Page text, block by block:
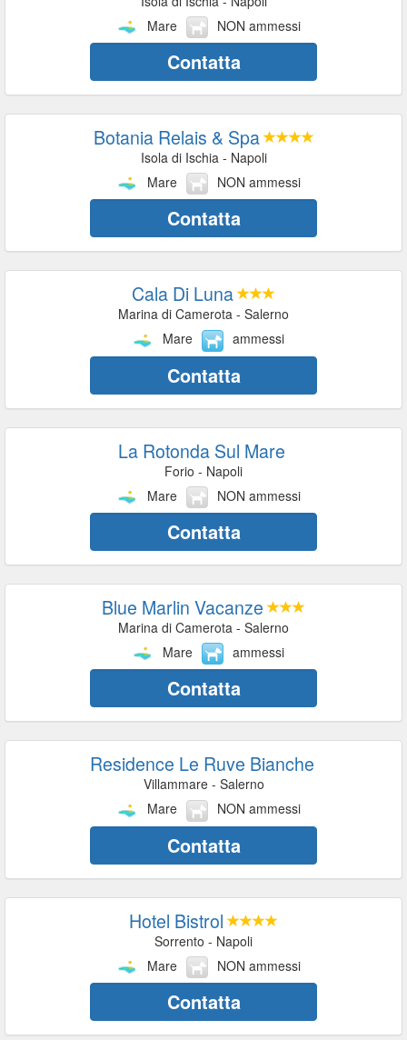
Mare
NON ammessi
Contatta
Botania Relais & Spa
Isola di Ischia - Napoli
Mare
NON ammessi
Contatta
Cala Di Luna
Marina di Camerota - Salerno
Mare
ammessi
Contatta
La Rotonda Sul Mare
Forio - Napoli
Mare
NON ammessi
Contatta
Blue Marlin Vacanze
Marina di Camerota - Salerno
Mare
ammessi
Contatta
Residence Le Ruve Bianche
Villammare - Salerno
Mare
NON ammessi
Contatta
Hotel Bistrol
Sorrento - Napoli
Mare
NON ammessi
Contatta